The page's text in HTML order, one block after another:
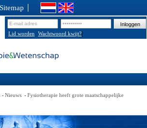
Sitemap
Lid worden |
Wachtwoord kwijt?
- Nieuws - Fysiotherapie heeft grote maatschappelijke